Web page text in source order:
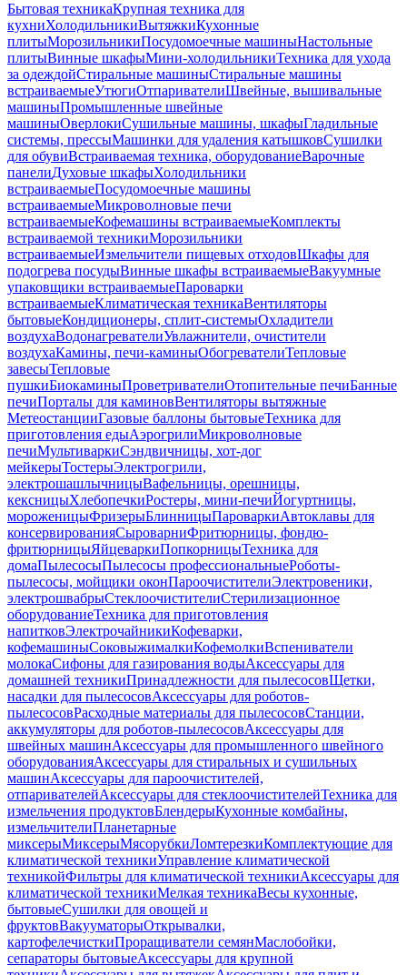
Бытовая техникаКрупная техника для
кухниХолодильникиВытяжкиКухонные
плитыМорозильникиПосудомоечные машиныНастольные
плитыВинные шкафыМини-холодильникиТехника для ухода
за одеждойСтиральные машиныСтиральные машины
встраиваемыеУтюгиОтпаривателиШвейные, вышивальные
машиныПромышленные швейные
машиныОверлокиСушильные машины, шкафыГладильные
системы, прессыМашинки для удаления катышковСушилки
для обувиВстраиваемая техника, оборудованиеВарочные
панелиДуховые шкафыХолодильники
встраиваемыеПосудомоечные машины
встраиваемыеМикроволновые печи
встраиваемыеКофемашины встраиваемыеКомплекты
встраиваемой техникиМорозильники
встраиваемыеИзмельчители пищевых отходовШкафы для
подогрева посудыВинные шкафы встраиваемыеВакуумные
упаковщики встраиваемыеПароварки
встраиваемыеКлиматическая техникаВентиляторы
бытовыеКондиционеры, сплит-системыОхладители
воздухаВодонагревателиУвлажнители, очистители
воздухаКамины, печи-каминыОбогревателиТепловые
завесыТепловые
пушкиБиокаминыПроветривателиОтопительные печиБанные
печиПорталы для каминовВентиляторы вытяжные
МетеостанцииГазовые баллоны бытовыеТехника для
приготовления едыАэрогрилиМикроволновые
печиМультиваркиСэндвичницы, хот-дог
мейкерыТостерыЭлектрогрили,
электрошашлычницыВафельницы, орешницы,
кексницыХлебопечкиРостеры, мини-печиЙогуртницы,
мороженицыФризерыБлинницыПароваркиАвтоклавы для
консервированияСыроварниФритюрницы, фондю-
фритюрницыЯйцеваркиПопкорницыТехника для
домаПылесосыПылесосы профессиональныеРоботы-
пылесосы, мойщики оконПароочистителиЭлектровеники,
электрошвабрыСтеклоочистителиСтерилизационное
оборудованиеТехника для приготовления
напитковЭлектрочайникиКофеварки,
кофемашиныСоковыжималкиКофемолкиВспениватели
молокаСифоны для газирования водыАксессуары для
домашней техникиПринадлежности для пылесосовЩетки,
насадки для пылесосовАксессуары для роботов-
пылесосовРасходные материалы для пылесосовСтанции,
аккумуляторы для роботов-пылесосовАксессуары для
швейных машинАксессуары для промышленного швейного
оборудованияАксессуары для стиральных и сушильных
машинАксессуары для пароочистителей,
отпаривателейАксессуары для стеклоочистителейТехника для
измельчения продуктовБлендерыКухонные комбайны,
измельчителиПланетарные
миксерыМиксерыМясорубкиЛомтерезкиКомплектующие для
климатической техникиУправление климатической
техникойФильтры для климатической техникиАксессуары для
климатической техникиМелкая техникаВесы кухонные,
бытовыеСушилки для овощей и
фруктовВакууматорыОткрывалки,
картофелечисткиПроращиватели семянМаслобойки,
сепараторы бытовыеАксессуары для крупной